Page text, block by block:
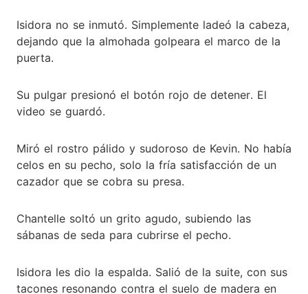
Isidora no se inmutó. Simplemente ladeó la cabeza,
dejando que la almohada golpeara el marco de la
puerta.
Su pulgar presionó el botón rojo de detener. El
video se guardó.
Miró el rostro pálido y sudoroso de Kevin. No había
celos en su pecho, solo la fría satisfacción de un
cazador que se cobra su presa.
Chantelle soltó un grito agudo, subiendo las
sábanas de seda para cubrirse el pecho.
Isidora les dio la espalda. Salió de la suite, con sus
tacones resonando contra el suelo de madera en